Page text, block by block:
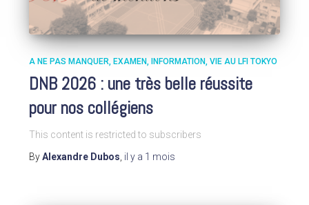
A NE PAS MANQUER EXAMEN INFORMATION VIE AU LFI TOKYO
DNB 2026 : une très belle réussite
pour nos collégiens
This content is restricted to subscribers
ByAlexandre Dubos, il y a 1 mois